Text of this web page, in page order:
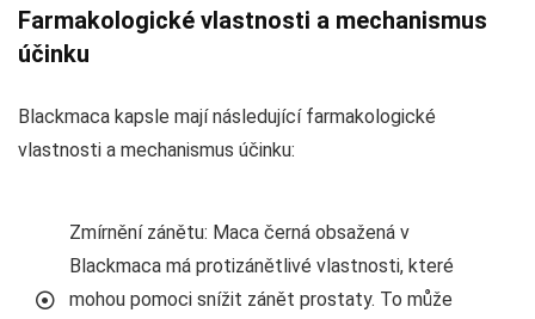
Farmakologické vlastnosti a mechanismus
účinku
Blackmaca kapsle mají následující farmakologické
vlastnosti a mechanismus účinku:
Zmírnění zánětu: Maca černá obsažená v
Blackmaca má protizánětlivé vlastnosti, které
mohou pomoci snížit zánět prostaty. To může